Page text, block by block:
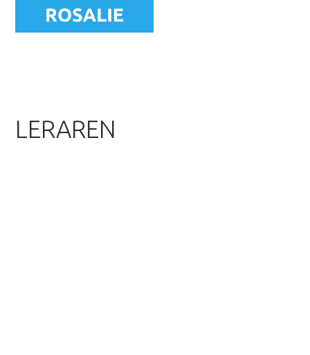
LERAREN